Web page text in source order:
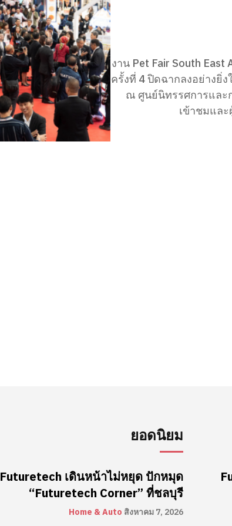
งาน Pet Fair South East
ครั้งที่ 4 ปิดฉากลงอย่างยิ่
ณ ศูนย์นิทรรศการและ
เข้าชมแล
ยอดนิยม
Futuretech เดินหน้าไม่หยุด ปักหมุด
“Futuretech Corner” ที่ชลบุรี
Home & Auto สิงหาคม 7, 2026